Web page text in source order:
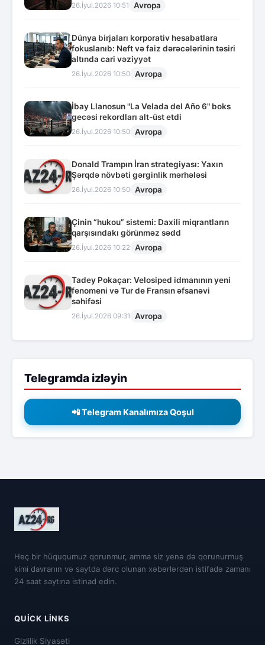
26.İyul.2026 10:51 Avropa
Dünya birjaları korporativ hesabatlara
fokuslanıb: Neft və faiz dərəcələrinin təsiri
altında cari vəziyyət
26.İyul.2026 10:50 Avropa
İbay Llanosun "La Velada del Año 6" boks
gecəsi rekordları alt-üst etdi
26.İyul.2026 10:50 Avropa
Donald Trampın İran strategiyası: Yaxın
Şərqdə növbəti gərginlik mərhələsi
26.İyul.2026 10:50 Avropa
Çinin “hukou” sistemi: Daxili miqrantların
qarşısındakı görünməz sədd
26.İyul.2026 10:22 Avropa
Tadey Pokaçar: Velosiped idmanının yeni
fenomeni və Tur de Fransın əfsanəvi
səhifəsi
26.İyul.2026 09:31 Avropa
Telegramda izləyin
📲 Telegram Kanalımıza Qoşul
Heç bir hüququmuz qorunmur, amma siz yenə də qorunurmuş
kimi davranın və saytda dərc olunan xəbərlərdən istifadə zamanı
24 saat saytına istinad edin.
QUICK LINKS
Gizlilik Siyasəti